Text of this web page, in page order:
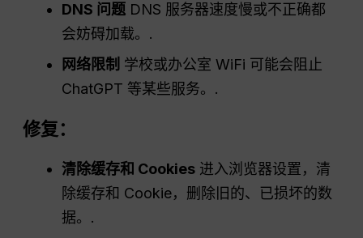
DNS 问题 DNS 服务器速度慢或不正确都
会妨碍加载。.
网络限制 学校或办公室 WiFi 可能会阻止
ChatGPT 等某些服务。.
修复：
清除缓存和 Cookies 进入浏览器设置，清
除缓存和 Cookie，删除旧的、已损坏的数
据。.